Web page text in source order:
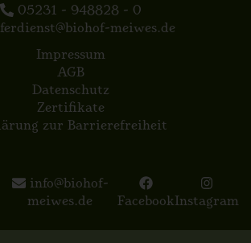
05231 - 948828 - 0
meiwes.de
Impressum
AGB
Datenschutz
Zertifikate
zur Barrierefreiheit
info@biohof-
meiwes.de
FacebookInstagram